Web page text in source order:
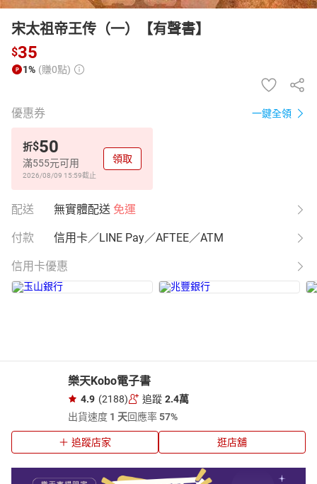
宋太祖帝王传（一）【有聲書】
$35
1% (賺0點)
優惠券 一鍵全領
折$50
滿555元可用
2026/08/09 15:59截止
領取
配送 無實體配送 免運
付款 信用卡／LINE Pay／AFTEE／ATM
信用卡優惠
樂天Kobo電子書
4.9 (2188) 追蹤 2.4萬
出貨速度 1 天回應率57%
追蹤店家 逛店舖